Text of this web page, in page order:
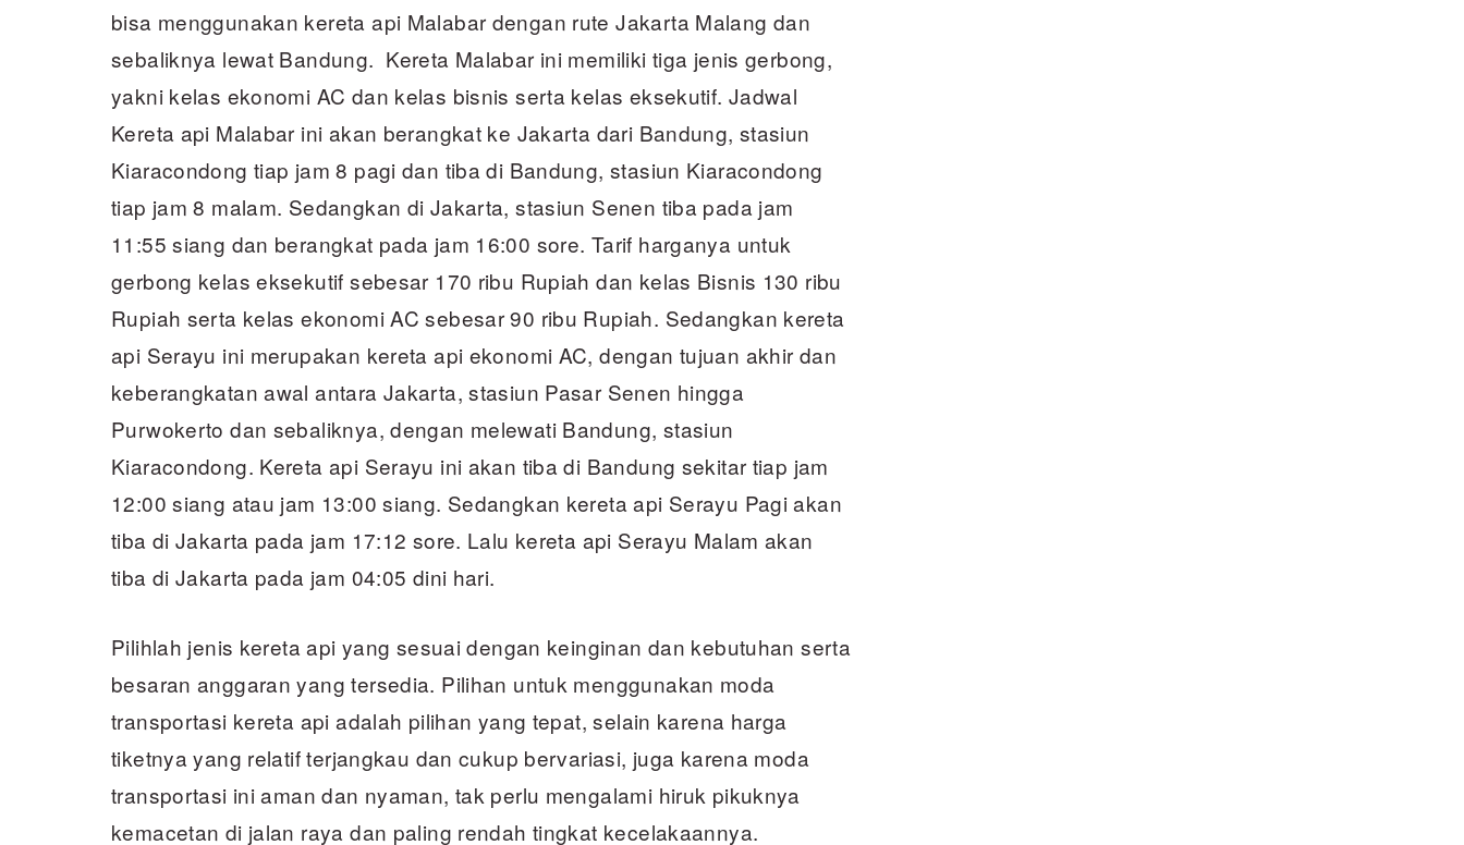
bisa menggunakan kereta api Malabar dengan rute Jakarta Malang dan
sebaliknya lewat Bandung. Kereta Malabar ini memiliki tiga jenis gerbong,
yakni kelas ekonomi AC dan kelas bisnis serta kelas eksekutif. Jadwal
Kereta api Malabar ini akan berangkat ke Jakarta dari Bandung, stasiun
Kiaracondong tiap jam 8 pagi dan tiba di Bandung, stasiun Kiaracondong
tiap jam 8 malam. Sedangkan di Jakarta, stasiun Senen tiba pada jam
11:55 siang dan berangkat pada jam 16:00 sore. Tarif harganya untuk
gerbong kelas eksekutif sebesar 170 ribu Rupiah dan kelas Bisnis 130 ribu
Rupiah serta kelas ekonomi AC sebesar 90 ribu Rupiah. Sedangkan kereta
api Serayu ini merupakan kereta api ekonomi AC, dengan tujuan akhir dan
keberangkatan awal antara Jakarta, stasiun Pasar Senen hingga
Purwokerto dan sebaliknya, dengan melewati Bandung, stasiun
Kiaracondong. Kereta api Serayu ini akan tiba di Bandung sekitar tiap jam
12:00 siang atau jam 13:00 siang. Sedangkan kereta api Serayu Pagi akan
tiba di Jakarta pada jam 17:12 sore. Lalu kereta api Serayu Malam akan
tiba di Jakarta pada jam 04:05 dini hari.
Pilihlah jenis kereta api yang sesuai dengan keinginan dan kebutuhan serta
besaran anggaran yang tersedia. Pilihan untuk menggunakan moda
transportasi kereta api adalah pilihan yang tepat, selain karena harga
tiketnya yang relatif terjangkau dan cukup bervariasi, juga karena moda
transportasi ini aman dan nyaman, tak perlu mengalami hiruk pikuknya
kemacetan di jalan raya dan paling rendah tingkat kecelakaannya.